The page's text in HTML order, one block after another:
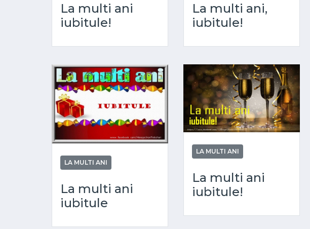
La multi ani
iubitule!
La multi ani,
iubitule!
LA MULTI ANI
La multi ani
iubitule
LA MULTI ANI
La multi ani
iubitule!